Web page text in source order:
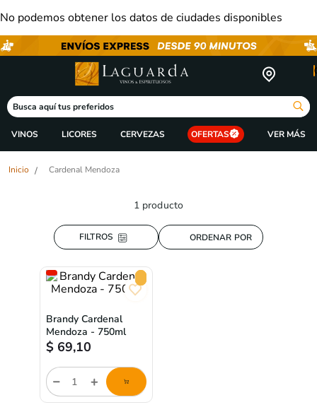
No podemos obtener los datos de ciudades disponibles
Busca aquí tus preferidos
VINOS LICORES CERVEZAS OFERTAS
Cardenal Mendoza
1 producto
ORDENAR POR
Brandy Cardenal
Mendoza - 750ml
$ 69,10
Cantidad
de
producto